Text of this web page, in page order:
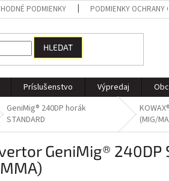
PODMIENKY PODMIENKY OCHRANY
HLEDAT
Príslušenstvo Výpredaj
GeniMig® 240DP horák
STANDARD
(MIG/
GeniMig® 240DP